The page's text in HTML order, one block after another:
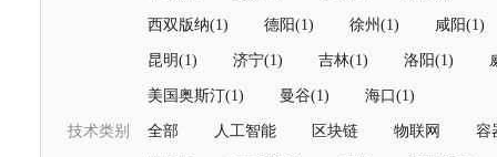
西双版纳(1) 德阳(1) 徐州(1) 咸阳(1)
昆明(1) 济宁(1) 吉林(1) 洛阳(1)
美国奥斯汀(1) 曼谷(1) 海口(1)
技术类别 全部 人工智能 区块链 物联网 容